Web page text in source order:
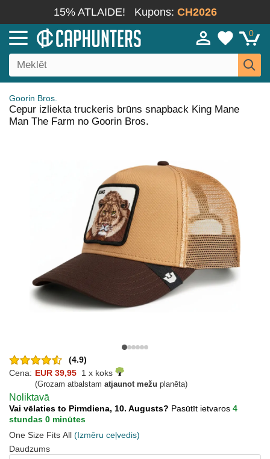
15% ATLAIDE! Kupons: CH2026
0
Goorin Bros.
Cepur izliekta truckeris brūns snapback King Mane
Man The Farm no Goorin Bros.
(4.9)
Cena: EUR 39,95 1 x koks
(Grozam atbalstam atjaunot mežu planēta)
Noliktavā
Vai vēlaties to Pirmdiena, 10. Augusts? Pasūtīt ietvaros 4
stundas 0 minūtes
One Size Fits All (Izmēru ceļvedis)
Daudzums